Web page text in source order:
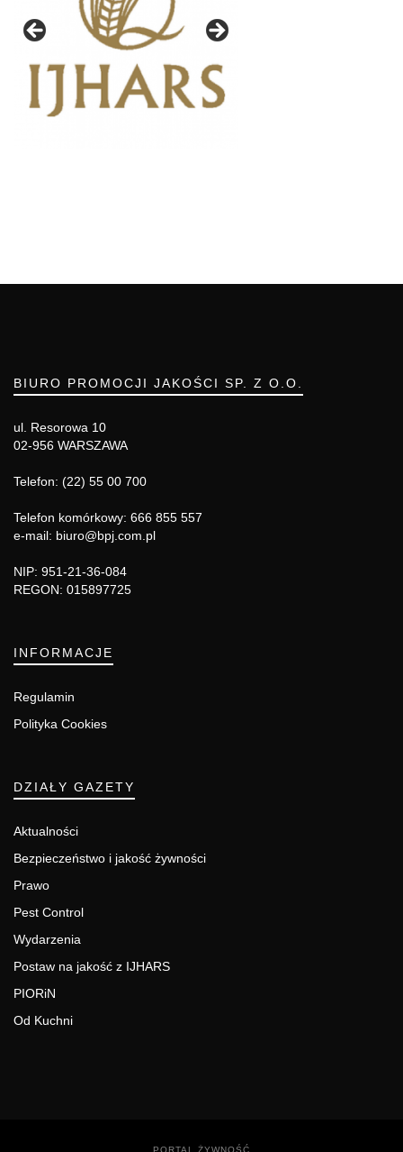
BIURO PROMOCJI JAKOŚCI SP. Z O.O.
ul. Resorowa 10
02-956 WARSZAWA
Telefon: (22) 55 00 700
Telefon komórkowy: 666 855 557
e-mail: biuro@bpj.com.pl
NIP: 951-21-36-084
REGON: 015897725
INFORMACJE
Regulamin
Polityka Cookies
DZIAŁY GAZETY
Aktualności
Bezpieczeństwo i jakość żywności
Prawo
Pest Control
Wydarzenia
Postaw na jakość z IJHARS
PIORiN
Od Kuchni
PORTAL ŻYWNOŚĆ